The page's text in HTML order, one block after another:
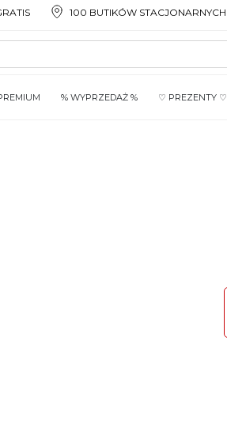
100 BUTIKÓW STACJONARNYCH
% WYPRZEDAŻ % ♡ PREZENTY ♡